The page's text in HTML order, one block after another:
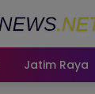
Jatim Raya